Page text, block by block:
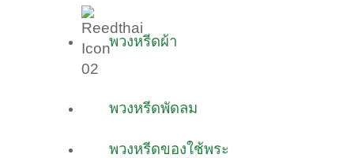
พวงหรีดผ้า
พวงหรีดพัดลม
พวงหรีดของใช้พระ